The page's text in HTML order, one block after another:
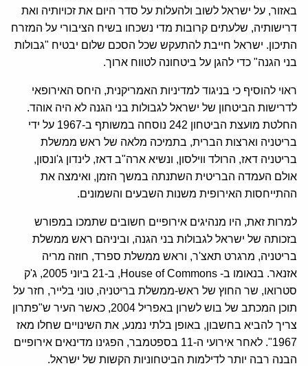
באזור, על ישראל לשוב ולהעלות על סדר היום את זכויותיה ואת
דרישותיה, שלעתים קרובות מדי נשכחו בשיח הציבורי על המזרח
התיכון. ישראל חייבת להתעקש שכל הסכם שלום יבטיח "גבולות
בני הגנה" כדי להגן על ביטחונה לטווח ארוך.
ראוי להוסיף כי בניגוד למדיניות האמריקנית, היחס האירופאי
לדרישות הביטחון של ישראל לגבולות בני הגנה לא היה אוהד.
החלטת מועצת הביטחון 242 נוסחה במשותף ב-1967 על ידי
בריטניה וארצות הברית, בתמיכה מלאה של ראש ממשלת
בריטניה דאז, הרולד ווילסון, ונשיא ארה"ב דאז, לינדון ג'ונסון,
אולם העמדה הבריטית השתנתה במשך הזמן, ואימצה את
ההתייחסות האירופית משנות השבעים והשמונים.
למרות זאת, היו מנהיגים אירופיים חשובים שתמכו במפורש
בזכותה של ישראל לגבולות בני הגנה, וביניהם ראש ממשלת
בריטניה, מרגרט תאצ'ר, וראש ממשלת ספרד, חוזה מריה
אזנאר. בנאומו ב- House of Commons, ב-21 ביוני 2005, ג'ק
סטרואו, שר החוץ של ראש-ממשלת בריטניה, טוני בלייר, חזר על
תוכן המכתב של בוש לשרון באפריל 2004, כאשר העיר ש"פתרון
צריך להביא בחשבון, באופן בלתי נמנע, את השינויים שחלו מאז
1967". לאחר אירועי ה-11 בספטמבר, הפגינו מדינאים אירופיים
הבנה רבה יותר לדילמות הביטחוניות הקשות של ישראל.